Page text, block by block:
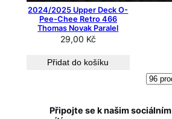
2024/2025 Upper Deck O-
Pee-Chee Retro 466
Thomas Novak Paralel
29,00 Kč
Přidat do košíku
Připojte se k našim sociálním